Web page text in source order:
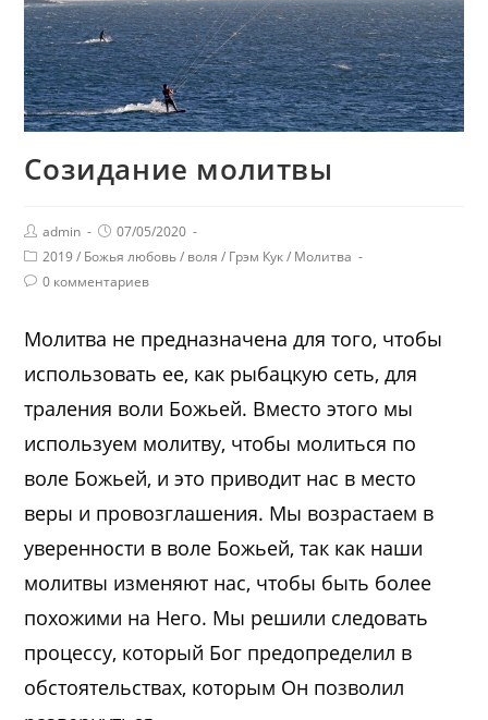
Созидание молитвы
admin
07/05/2020
2019 / Божья любовь / воля / Грэм Кук / Молитва
0 комментариев
Молитва не предназначена для того, чтобы
использовать ее, как рыбацкую сеть, для
траления воли Божьей. Вместо этого мы
используем молитву, чтобы молиться по
воле Божьей, и это приводит нас в место
веры и провозглашения. Мы возрастаем в
уверенности в воле Божьей, так как наши
молитвы изменяют нас, чтобы быть более
похожими на Него. Мы решили следовать
процессу, который Бог предопределил в
обстоятельствах, которым Он позволил